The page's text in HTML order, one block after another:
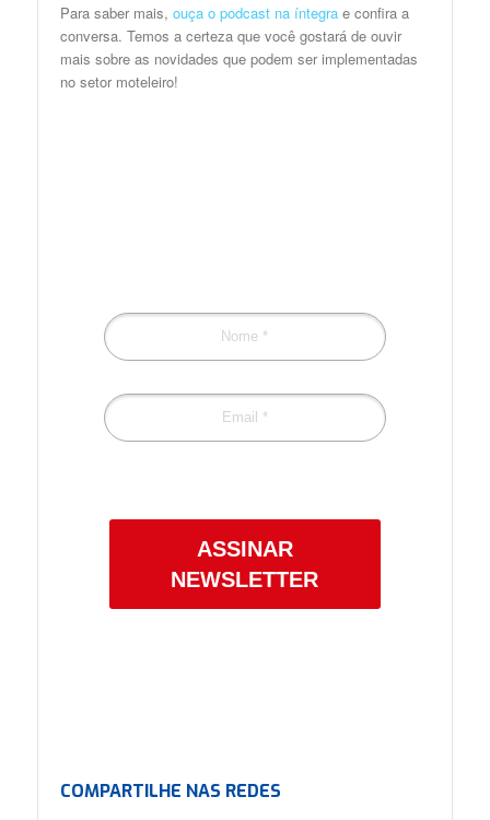
Para saber mais, ouça o podcast na íntegrae confira a
conversa. Temos a certeza que você gostará de ouvir
mais sobre as novidades que podem ser implementadas
no setor moteleiro!
ASSINAR
NEWSLETTER
COMPARTILHE NAS REDES